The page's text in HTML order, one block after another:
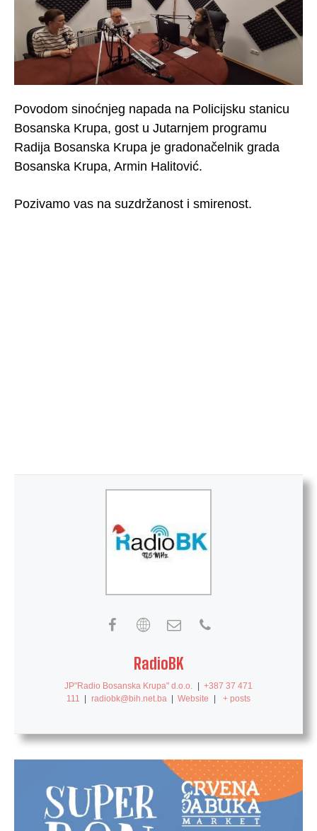
Povodom sinoćnjeg napada na Policijsku stanicu
Bosanska Krupa, gost u Jutarnjem programu
Radija Bosanska Krupa je gradonačelnik grada
Bosanska Krupa, Armin Halitović.
Pozivamo vas na suzdržanost i smirenost.
RadioBK
JP"Radio Bosanska Krupa" d.o.o.
+387 37 471
111
radiobk@bih.net.ba Website + posts